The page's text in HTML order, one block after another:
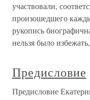
участвовали,
произошедшего
рукопись
нельзя было
Предисловие
Предисловие